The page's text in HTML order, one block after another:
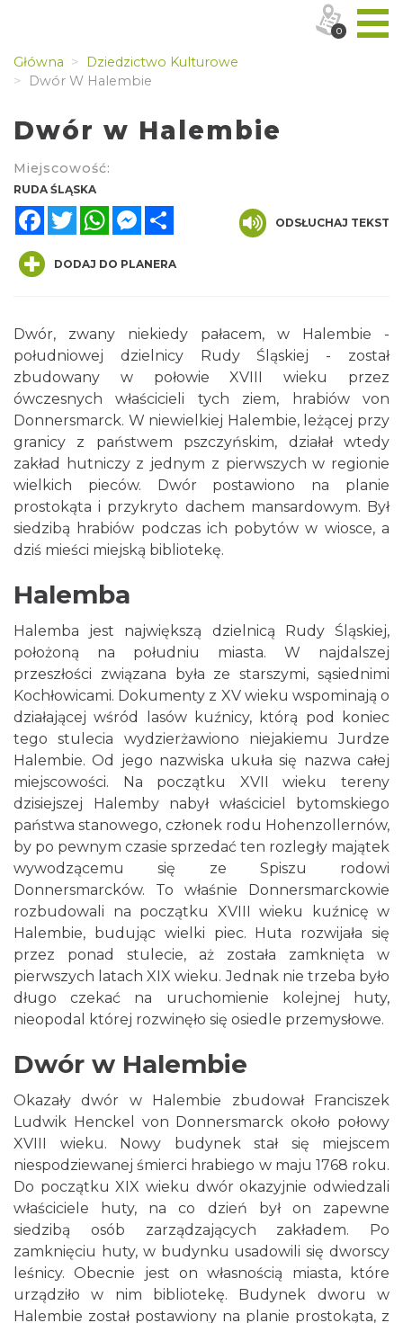
Główna
Dziedzictwo Kulturowe
Dwór W Halembie
Dwór w Halembie
Miejscowość:
RUDA ŚLĄSKA
FacebookTwitterWhatsAppMessenger
ODSŁUCHAJ TEKST
DODAJ DO PLANERA
Dwór, zwany niekiedy pałacem, w Halembie -
południowej dzielnicy Rudy Śląskiej - został
zbudowany w połowie XVIII wieku przez
ówczesnych właścicieli tych ziem, hrabiów von
Donnersmarck. W niewielkiej Halembie, leżącej przy
granicy z państwem pszczyńskim, działał wtedy
zakład hutniczy z jednym z pierwszych w regionie
wielkich pieców. Dwór postawiono na planie
prostokąta i przykryto dachem mansardowym. Był
siedzibą hrabiów podczas ich pobytów w wiosce, a
dziś mieści miejską bibliotekę.
Halemba
Halemba jest największą dzielnicą Rudy Śląskiej,
położoną na południu miasta. W najdalszej
przeszłości związana była ze starszymi, sąsiednimi
Kochłowicami. Dokumenty z XV wieku wspominają o
działającej wśród lasów kuźnicy, którą pod koniec
tego stulecia wydzierżawiono niejakiemu Jurdze
Halembie. Od jego nazwiska ukuła się nazwa całej
miejscowości. Na początku XVII wieku tereny
dzisiejszej Halemby nabył właściciel bytomskiego
państwa stanowego, członek rodu Hohenzollernów,
by po pewnym czasie sprzedać ten rozległy majątek
wywodzącemu się ze Spiszu rodowi
Donnersmarcków. To właśnie Donnersmarckowie
rozbudowali na początku XVIII wieku kuźnicę w
Halembie, budując wielki piec. Huta rozwijała się
przez ponad stulecie, aż została zamknięta w
pierwszych latach XIX wieku. Jednak nie trzeba było
długo czekać na uruchomienie kolejnej huty,
nieopodal której rozwinęło się osiedle przemysłowe.
Dwór w Halembie
Okazały dwór w Halembie zbudował Franciszek
Ludwik Henckel von Donnersmarck około połowy
XVIII wieku. Nowy budynek stał się miejscem
niespodziewanej śmierci hrabiego w maju 1768 roku.
Do początku XIX wieku dwór okazyjnie odwiedzali
właściciele huty, na co dzień był on zapewne
siedzibą osób zarządzających zakładem. Po
zamknięciu huty, w budynku usadowili się dworscy
leśnicy. Obecnie jest on własnością miasta, które
urządziło w nim bibliotekę. Budynek dworu w
Halembie został postawiony na planie prostokąta, z
0